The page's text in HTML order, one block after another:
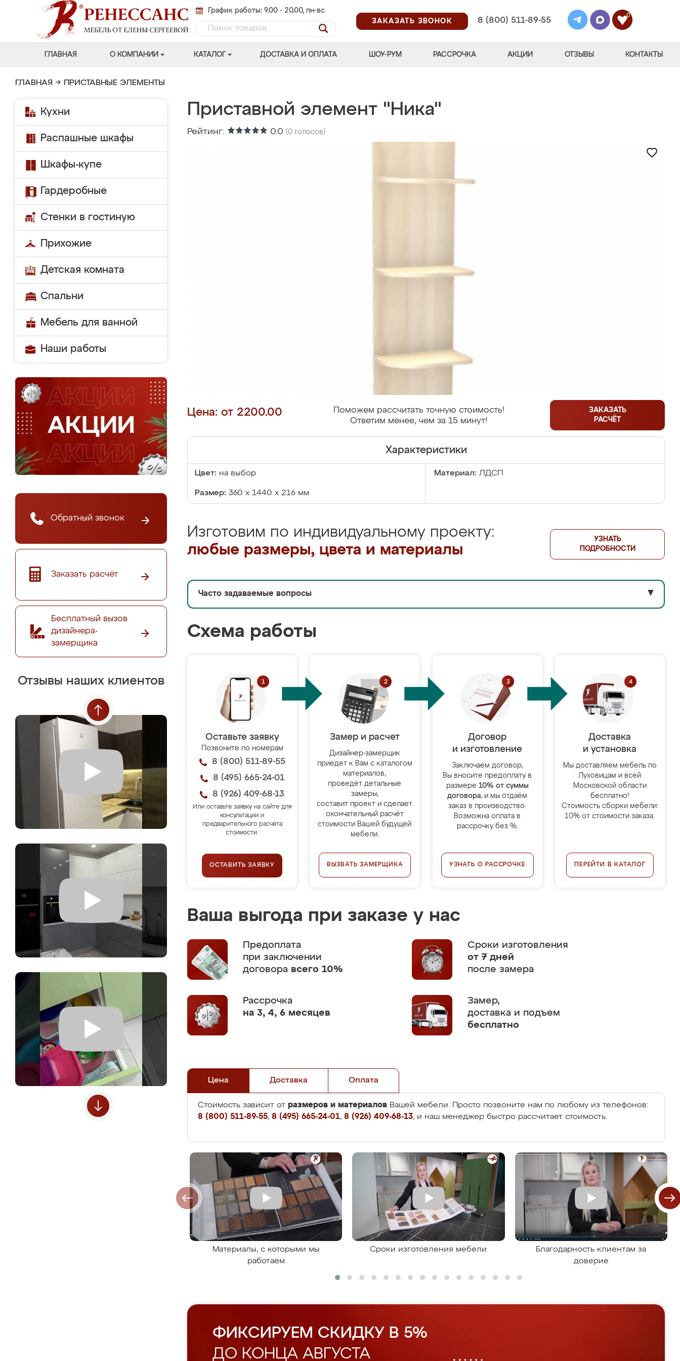
График работы: 9.00 - 20.00, пн-вс
ЗАКАЗАТЬ ЗВОНОК
8 (800) 511-89-55
0
ГЛАВНАЯ О КОМПАНИИ КАТАЛОГ ДОСТАВКА И ОПЛАТА ШОУ-РУМ РАССРОЧКА АКЦИИ ОТЗЫВЫ КОНТАКТЫ
ГЛАВНАЯ → ПРИСТАВНЫЕ ЭЛЕМЕНТЫ
Кухни
Распашные шкафы
Шкафы-купе
Гардеробные
Стенки в гостиную
Прихожие
Детская комната
Спальни
Мебель для ванной
Наши работы
Обратный звонок
Заказать расчёт
Бесплатный вызов
дизайнера-
замерщика
Отзывы наших клиентов
Приставной элемент "Ника"
Рейтинг: 0.0 (0 голосов)
Цена: от 2200.00
Поможем рассчитать точную стоимость!
Ответим менее, чем за 15 минут!
ЗАКАЗАТЬ
РАСЧЁТ
Характеристики
Цвет: на выбор Материал: ЛДСП
Размер: 360 х 1440 х 216 мм
Изготовим по индивидуальному проекту:
любые размеры, цвета и материалы
УЗНАТЬ
ПОДРОБНОСТИ
Часто задаваемые вопросы ▼
Схема работы
Оставьте заявку
Позвоните по номерам
8 (800) 511-89-55
8 (495) 665-24-01
8 (926) 409-68-13
Или оставьте заявку на сайте для
консультации и
предварительного расчёта
стоимости.
ОСТАВИТЬ ЗАЯВКУ
Замер и расчет
Дизайнер-замерщик
приедет к Вам с каталогом
материалов,
проведёт детальные
замеры,
составит проект и сделает
окончательный расчёт
стоимости Вашей будущей
мебели.
ВЫЗВАТЬ ЗАМЕРЩИКА
Договор
и изготовление
Заключаем договор,
Вы вносите предоплату в
размере 10% от суммы
договора, и мы отдаём
заказ в производство.
Возможна оплата в
рассрочку без %.
УЗНАТЬ О РАССРОЧКЕ
Доставка
и установка
Мы доставляем мебель по
Луховицам и всей
Московской области
бесплатно!
Стоимость сборки мебели:
10% от стоимости заказа.
ПЕРЕЙТИ В КАТАЛОГ
Ваша выгода при заказе у нас
Предоплата
при заключении
договора всего 10%
Сроки изготовления
от 7 дней
после замера
Рассрочка
на 3, 4, 6 месяцев
Замер,
доставка и подъем
бесплатно
Цена Доставка Оплата
Стоимость зависит от размеров и материалов Вашей мебели. Просто позвоните нам по любому из телефонов:
8 (800) 511-89-55, 8 (495) 665-24-01, 8 (926) 409-68-13, и наш менеджер быстро рассчитает стоимость.
Материалы, с которыми мы
работаем
Сроки изготовления мебели
Благодарность клиентам за
доверие
ФИКСИРУЕМ СКИДКУ В 5%
ДО КОНЦА АВГУСТА